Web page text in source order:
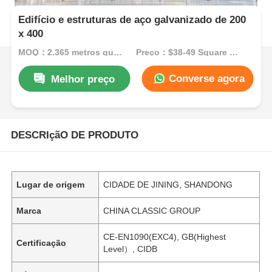
Edifício e estruturas de aço galvanizado de 200
x 400
MOQ：2.365 metros quadrados Preço：$38-49 Square Meters
Melhor preço Converse agora
DESCRIçãO DE PRODUTO
Lugar de origem CIDADE DE JINING, SHANDONG
Marca CHINA CLASSIC GROUP
Certificação
CE-EN1090(EXC4), GB(Highest
Level）, CIDB